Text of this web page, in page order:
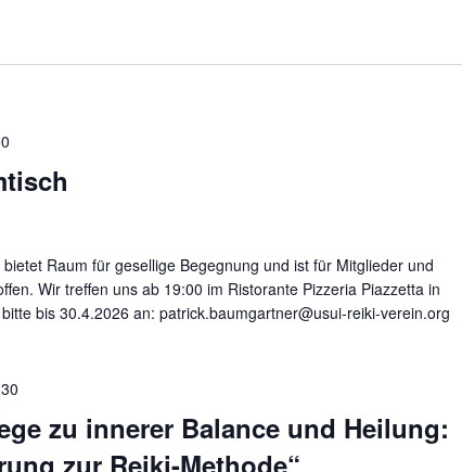
Raum für gesellige Begegnung und ist für Mitglieder und
Wir treffen uns ab 19:00 im Ristorante Pizzeria Piazzetta in
bis 30.4.2026 an: patrick.baumgartner@usui-reiki-verein.org
zu innerer Balance und Heilung:
zur Reiki-Methode“